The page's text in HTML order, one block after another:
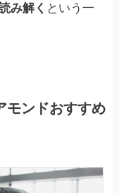
み解く という一
モンドおすすめ